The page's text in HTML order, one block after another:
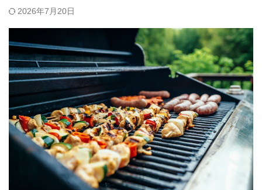
2026年7月20日